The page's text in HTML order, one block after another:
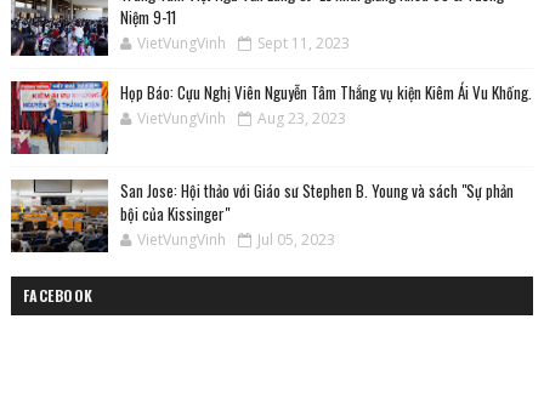
Niệm 9-11
VietVungVinh Sept 11, 2023
Họp Báo: Cựu Nghị Viên Nguyễn Tâm Thắng vụ kiện Kiêm Ái Vu Khống.
VietVungVinh Aug 23, 2023
San Jose: Hội thảo với Giáo sư Stephen B. Young và sách "Sự phản
bội của Kissinger"
VietVungVinh Jul 05, 2023
FACEBOOK